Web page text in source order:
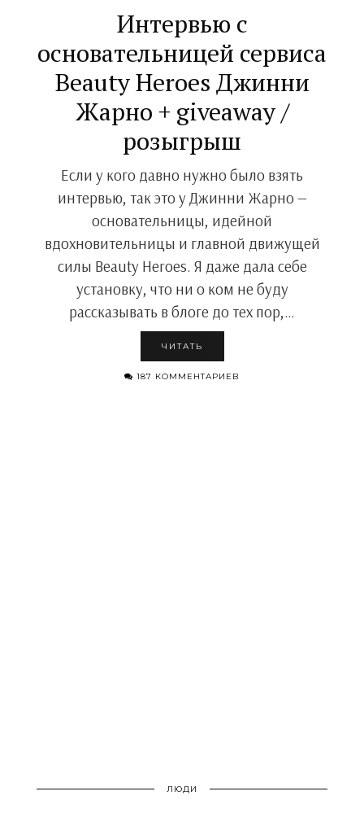
Интервью с
основательницей сервиса
Beauty Heroes Джинни
Жарно + giveaway /
розыгрыш
Если у кого давно нужно было взять
интервью, так это у Джинни Жарно —
основательницы, идейной
вдохновительницы и главной движущей
силы Beauty Heroes. Я даже дала себе
установку, что ни о ком не буду
рассказывать в блоге до тех пор,…
ЧИТАТЬ
187 КОММЕНТАРИЕВ
ЛЮДИ